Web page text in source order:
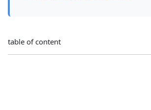
table of content